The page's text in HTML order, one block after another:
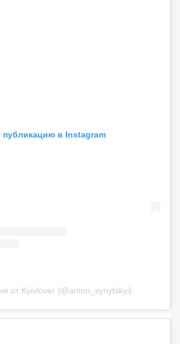
публикацию в Instagram
от Kyivlover (@anton_synytskyi)